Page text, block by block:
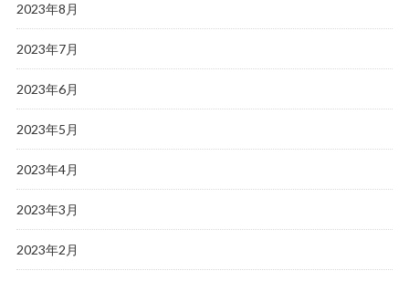
2023年8月
2023年7月
2023年6月
2023年5月
2023年4月
2023年3月
2023年2月